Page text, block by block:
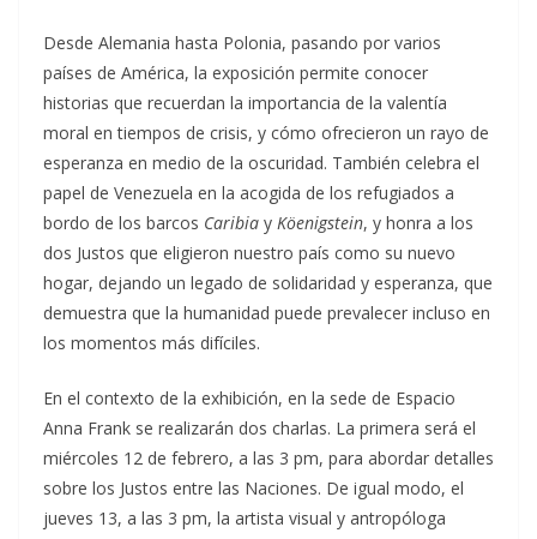
Desde Alemania hasta Polonia, pasando por varios
países de América, la exposición permite conocer
historias que recuerdan la importancia de la valentía
moral en tiempos de crisis, y cómo ofrecieron un rayo de
esperanza en medio de la oscuridad. También celebra el
papel de Venezuela en la acogida de los refugiados a
bordo de los barcos Caribia y Köenigstein, y honra a los
dos Justos que eligieron nuestro país como su nuevo
hogar, dejando un legado de solidaridad y esperanza, que
demuestra que la humanidad puede prevalecer incluso en
los momentos más difíciles.
En el contexto de la exhibición, en la sede de Espacio
Anna Frank se realizarán dos charlas. La primera será el
miércoles 12 de febrero, a las 3 pm, para abordar detalles
sobre los Justos entre las Naciones. De igual modo, el
jueves 13, a las 3 pm, la artista visual y antropóloga